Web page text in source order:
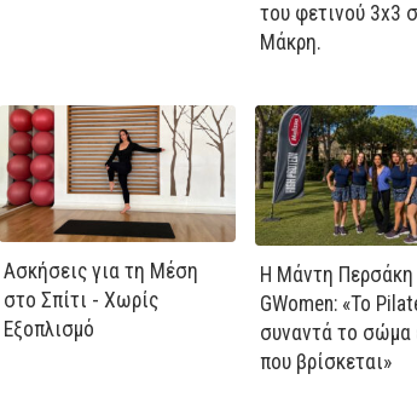
του φετινού 3x3
Μάκρη.
Ασκήσεις για τη Μέση
στο Σπίτι - Χωρίς
Εξοπλισμό
Η Μάντη Περσάκη
GWomen: «Το
συναντά το σώμα
που βρίσκεται»